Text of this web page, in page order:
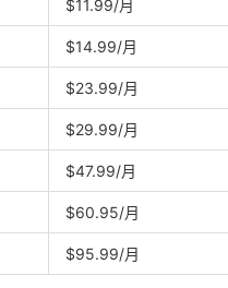
$11.99/月
$14.99/月
$23.99/月
$29.99/月
$47.99/月
$60.95/月
$95.99/月